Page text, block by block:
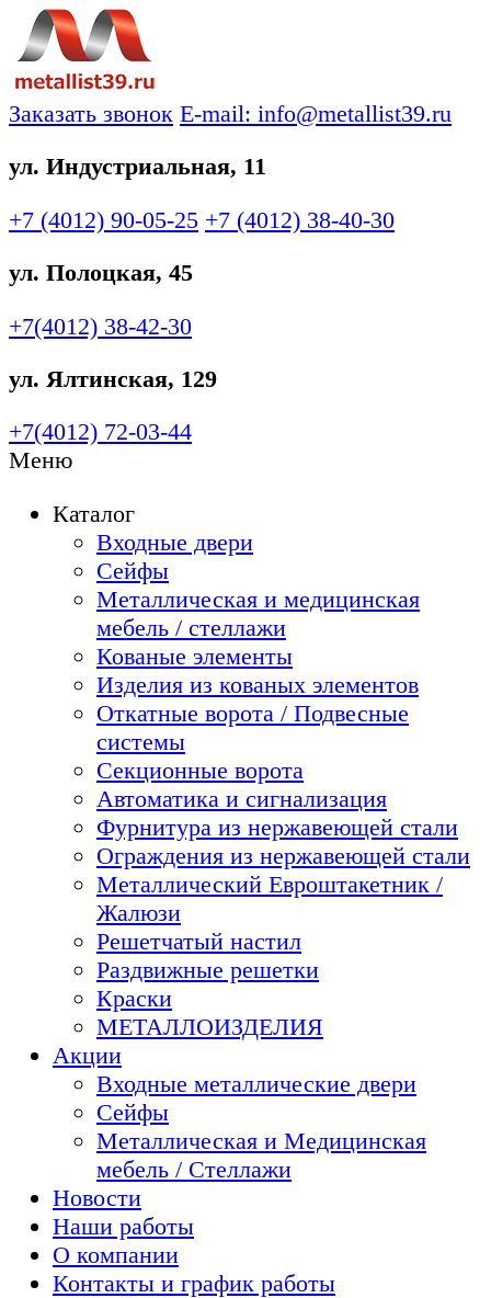
Заказать звонок E-mail: info@metallist39.ru
ул. Индустриальная, 11
+7 (4012) 90-05-25 +7 (4012) 38-40-30
ул. Полоцкая, 45
+7(4012) 38-42-30
ул. Ялтинская, 129
+7(4012) 72-03-44
Меню
Каталог
Входные двери
Сейфы
Металлическая и медицинская
мебель / стеллажи
Кованые элементы
Изделия из кованых элементов
Откатные ворота / Подвесные
системы
Секционные ворота
Автоматика и сигнализация
Фурнитура из нержавеющей стали
Ограждения из нержавеющей стали
Металлический Евроштакетник /
Жалюзи
Решетчатый настил
Раздвижные решетки
Краски
МЕТАЛЛОИЗДЕЛИЯ
Акции
Входные металлические двери
Сейфы
Металлическая и Медицинская
мебель / Стеллажи
Новости
Наши работы
О компании
Контакты и график работы